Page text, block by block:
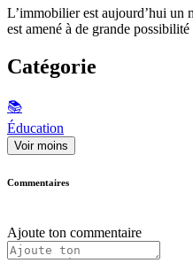
L’immobilier est aujourd’hui un
est amené à de grande
Catégorie
📚
Éducation
Voir moins
Commentaires
Ajoute ton commentaire